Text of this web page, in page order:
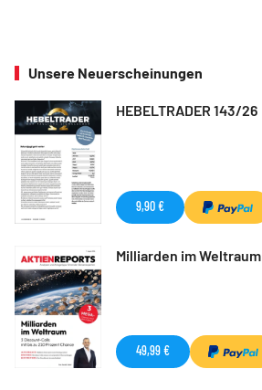
Unsere Neuerscheinungen
HEBELTRADER 143/26
9,90 €
Milliarden im Weltraum
49,99 €